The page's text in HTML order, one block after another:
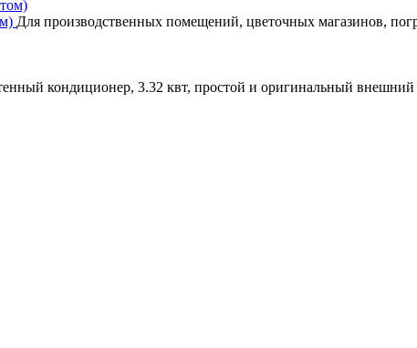
Для производственных помещений, цветочных магазинов,
кондиционер, 3.32 квт, простой и оригинальный